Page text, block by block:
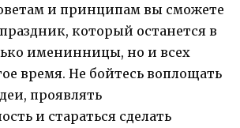
и принципам вы сможете
который останется в
именинницы, но и всех
время. Не бойтесь воплощать
проявлять
и стараться сделать